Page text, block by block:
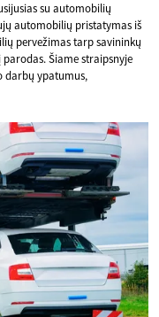
su automobilių
automobilių pristatymas iš
pervežimas tarp savininkų
Šiame straipsnyje
darbų ypatumus,